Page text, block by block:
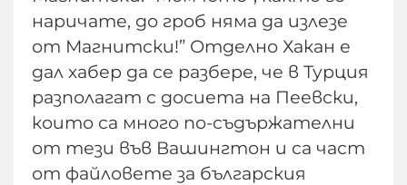
наричате, до гроб няма да излезе
от Магнитски!” Отделно Хакан е
дал хабер да се разбере, че в Турция
разполагат с досиета на Пеевски,
които са много по-съдържателни
от тези във Вашингтон и са част
от файловете за българския